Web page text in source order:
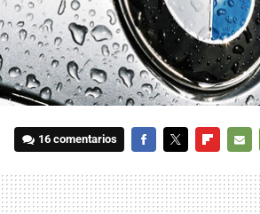
16 comentarios
MAIL